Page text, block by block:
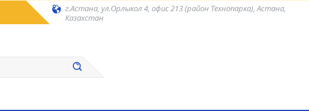
г.Астана, ул.Орлыкол 4, офис 213 (район Технопарка), Астана,
Казахстан